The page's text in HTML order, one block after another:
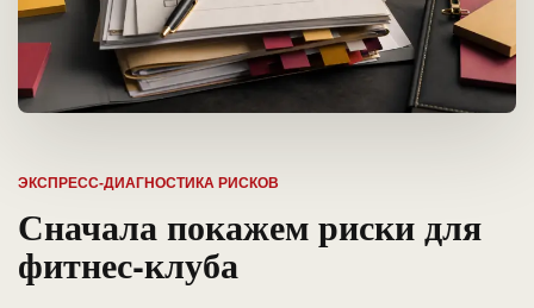
ЭКСПРЕСС-ДИАГНОСТИКА РИСКОВ
Сначала покажем риски для
фитнес-клуба